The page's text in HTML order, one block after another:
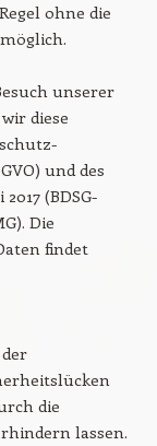
ohne die
unserer
diese
und des
(BDSG-
Die
findet
die
lassen.